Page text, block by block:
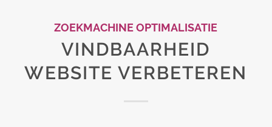
ZOEKMACHINE OPTIMALISATIE
VINDBAARHEID
WEBSITE VERBETEREN